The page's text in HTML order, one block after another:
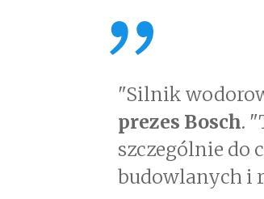
"Silnik
prezes Bosch.
szczególnie do
budowlanych i